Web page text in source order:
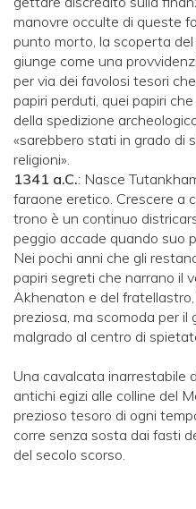
manovre occulte di queste
punto morto, la scoperta
giunge come una
per via dei favolosi tesori
papiri perduti, quei papiri
della spedizione
«sarebbero stati in grado di
religioni».
1341 a.C.: Nasce
faraone eretico. Crescere a
trono è un continuo
peggio accade quando suo
Nei pochi anni che gli
papiri segreti che narrano il
Akhenaton e del fratellastro,
preziosa, ma scomoda per il
malgrado al centro di
Una cavalcata inarrestabile
antichi egizi alle colline del
prezioso tesoro di ogni
corre senza sosta dai fasti
del secolo scorso.